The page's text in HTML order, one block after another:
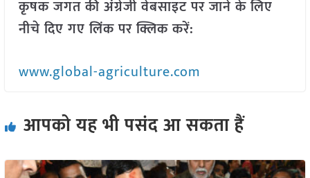
कृषक जगत की अंग्रेजी वेबसाइट पर जाने के लिए
नीचे दिए गए लिंक पर क्लिक करें:
www.global-agriculture.com
आपको यह भी पसंद आ सकता हैं